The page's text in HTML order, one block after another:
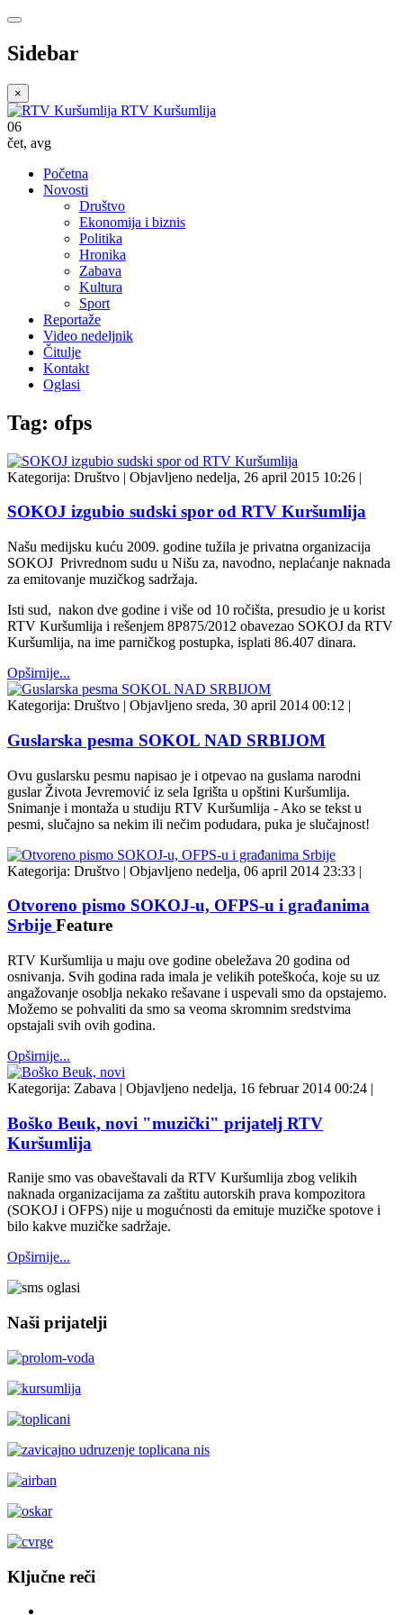
Sidebar
×
RTV Kuršumlija
06
čet, avg
Početna
Novosti
Društvo
Ekonomija i biznis
Politika
Hronika
Zabava
Kultura
Sport
Reportaže
Video nedeljnik
Čitulje
Kontakt
Oglasi
Tag: ofps
Kategorija: Društvo | Objavljeno nedelja, 26 april 2015 10:26 |
SOKOJ izgubio sudski spor od RTV Kuršumlija
Našu medijsku kuću 2009. godine tužila je privatna organizacija
SOKOJ Privrednom sudu u Nišu za, navodno, neplaćanje naknada
za emitovanje muzičkog sadržaja.
Isti sud, nakon dve godine i više od 10 ročišta, presudio je u korist
RTV Kuršumlija i rešenjem 8P875/2012 obavezao SOKOJ da RTV
Kuršumlija, na ime parničkog postupka, isplati 86.407 dinara.
Opširnije...
Kategorija: Društvo | Objavljeno sreda, 30 april 2014 00:12 |
Guslarska pesma SOKOL NAD SRBIJOM
Ovu guslarsku pesmu napisao je i otpevao na guslama narodni
guslar Života Jevremović iz sela Igrišta u opštini Kuršumlija.
Snimanje i montaža u studiju RTV Kuršumlija - Ako se tekst u
pesmi, slučajno sa nekim ili nečim podudara, puka je slučajnost!
Kategorija: Društvo | Objavljeno nedelja, 06 april 2014 23:33 |
Otvoreno pismo SOKOJ-u, OFPS-u i građanima
Srbije Feature
RTV Kuršumlija u maju ove godine obeležava 20 godina od
osnivanja. Svih godina rada imala je velikih poteškoća, koje su uz
angažovanje osoblja nekako rešavane i uspevali smo da opstajemo.
Možemo se pohvaliti da smo sa veoma skromnim sredstvima
opstajali svih ovih godina.
Opširnije...
Kategorija: Zabava | Objavljeno nedelja, 16 februar 2014 00:24 |
Boško Beuk, novi "muzički" prijatelj RTV
Kuršumlija
Ranije smo vas obaveštavali da RTV Kuršumlija zbog velikih
naknada organizacijama za zaštitu autorskih prava kompozitora
(SOKOJ i OFPS) nije u mogućnosti da emituje muzičke spotove i
bilo kakve muzičke sadržaje.
Opširnije...
Naši prijatelji
Ključne reči